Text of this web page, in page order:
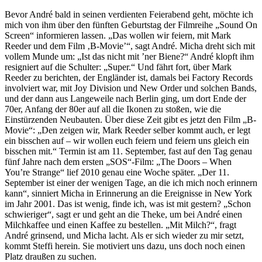
Bevor André bald in seinen verdienten Feierabend geht, möchte ich
mich von ihm über den fünften Geburtstag der Filmreihe „Sound On
Screen“ informieren lassen. „Das wollen wir feiern, mit Mark
Reeder und dem Film ‚B-Movie’“, sagt André. Micha dreht sich mit
vollem Munde um: „Ist das nicht mit ’ner Biene?“ André klopft ihm
resigniert auf die Schulter: „Super.“ Und fährt fort, über Mark
Reeder zu berichten, der Engländer ist, damals bei Factory Records
involviert war, mit Joy Division und New Order und solchen Bands,
und der dann aus Langeweile nach Berlin ging, um dort Ende der
70er, Anfang der 80er auf all die Ikonen zu stoßen, wie die
Einstürzenden Neubauten. Über diese Zeit gibt es jetzt den Film „B-
Movie“: „Den zeigen wir, Mark Reeder selber kommt auch, er legt
ein bisschen auf – wir wollen euch feiern und feiern uns gleich ein
bisschen mit.“ Termin ist am 11. September, fast auf den Tag genau
fünf Jahre nach dem ersten „SOS“-Film: „The Doors – When
You’re Strange“ lief 2010 genau eine Woche später. „Der 11.
September ist einer der wenigen Tage, an die ich mich noch erinnern
kann“, sinniert Micha in Erinnerung an die Ereignisse in New York
im Jahr 2001. Das ist wenig, finde ich, was ist mit gestern? „Schon
schwieriger“, sagt er und geht an die Theke, um bei André einen
Milchkaffee und einen Kaffee zu bestellen. „Mit Milch?“, fragt
André grinsend, und Micha lacht. Als er sich wieder zu mir setzt,
kommt Steffi herein. Sie motiviert uns dazu, uns doch noch einen
Platz draußen zu suchen.